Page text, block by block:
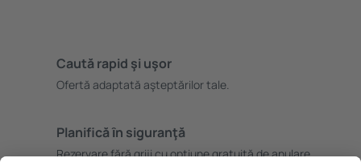
Caută rapid şi uşor
Ofertă adaptată aşteptărilor tale.
Planifică ȋn siguranţă
Rezervare fără griji cu opțiune gratuită de anulare.